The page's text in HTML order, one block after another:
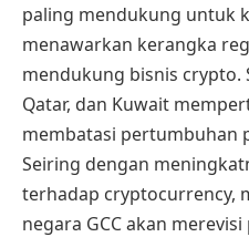
paling mendukung untuk
menawarkan kerangka
mendukung bisnis crypto.
Qatar, dan Kuwait
membatasi pertumbuhan
Seiring dengan
terhadap cryptocurrency,
negara GCC akan